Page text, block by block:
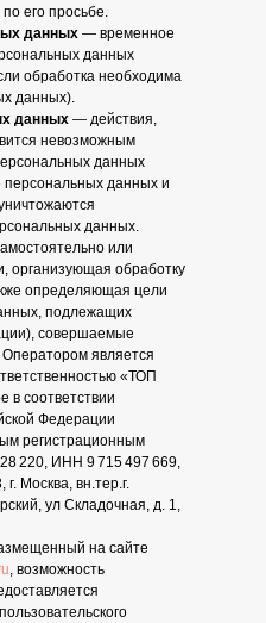
его просьбе.
данных — временное
данных
обработка необходима
данных).
данных — действия,
невозможным
данных
данных и
данных.
или
организующая обработку
определяющая цели
подлежащих
совершаемые
является
«ТОП
в соответствии
Федерации
регистрационным
220, ИНН 9 715 497 669,
Москва, вн.тер.г.
ул Складочная, д. 1,
на сайте
, возможность